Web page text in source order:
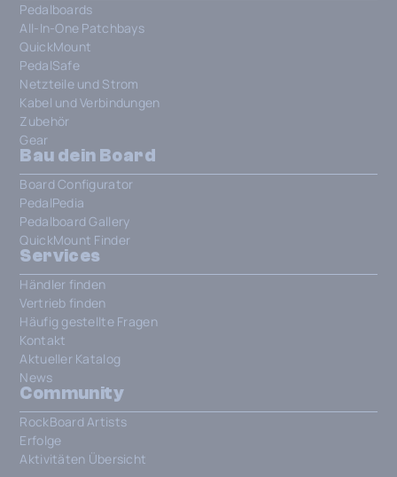
Pedalboards
All-In-One Patchbays
QuickMount
PedalSafe
Netzteile und Strom
Kabel und Verbindungen
Zubehör
Gear
Bau dein Board
Board Configurator
PedalPedia
Pedalboard Gallery
QuickMount Finder
Services
Händler finden
Vertrieb finden
Häufig gestellte Fragen
Kontakt
Aktueller Katalog
News
Community
RockBoard Artists
Erfolge
Aktivitäten Übersicht